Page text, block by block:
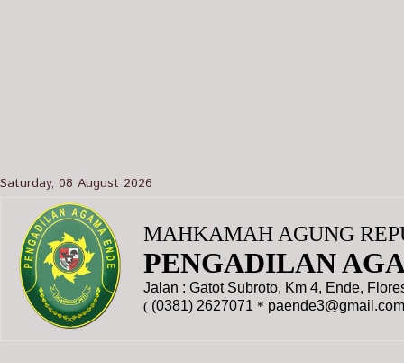
Saturday, 08 August 2026
MAHKAMAH AGUNG
PENGADILAN
Jalan : Gatot Subroto, Km 4, Ende,
( (0381) 2627071 * paende3@gmail.com